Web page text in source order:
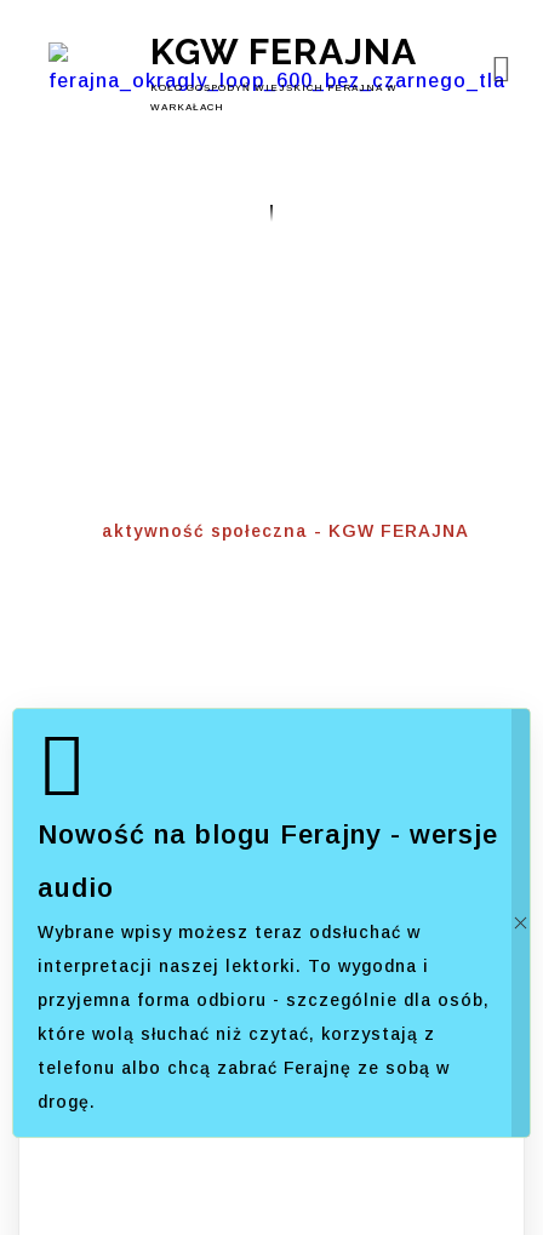
KGW FERAJNA
KOŁO GOSPODYŃ WIEJSKICH FERAJNA W
WARKAŁACH
aktywność społeczna - KGW FERAJNA
Nowość na blogu Ferajny - wersje
audio
Wybrane wpisy możesz teraz odsłuchać w
interpretacji naszej lektorki. To wygodna i
przyjemna forma odbioru - szczególnie dla osób,
które wolą słuchać niż czytać, korzystają z
telefonu albo chcą zabrać Ferajnę ze sobą w
drogę.